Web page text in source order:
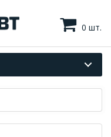
0 шт.